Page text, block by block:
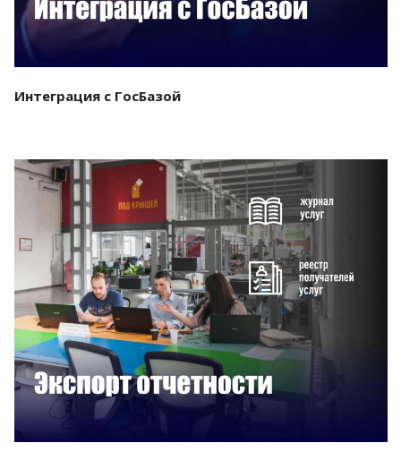
Интеграция с ГосБазой
Смотреть проект